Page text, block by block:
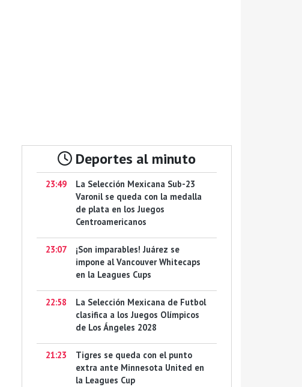
Deportes al minuto
23:49
La Selección Mexicana Sub-23
Varonil se queda con la medalla
de plata en los Juegos
Centroamericanos
23:07
¡Son imparables! Juárez se
impone al Vancouver Whitecaps
en la Leagues Cups
22:58
La Selección Mexicana de Futbol
clasifica a los Juegos Olímpicos
de Los Ángeles 2028
21:23
Tigres se queda con el punto
extra ante Minnesota United en
la Leagues Cup